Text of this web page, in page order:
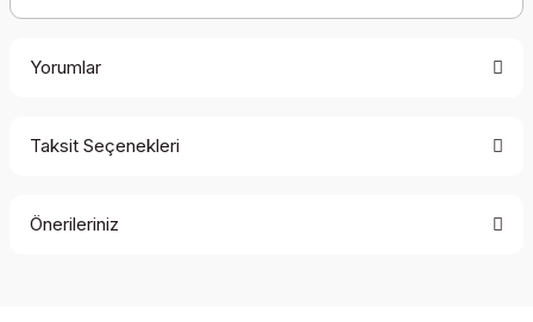
Yorumlar
Taksit Seçenekleri
Önerileriniz